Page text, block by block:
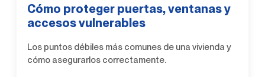
Cómo proteger puertas, ventanas y
accesos vulnerables
Los puntos débiles más comunes de una vivienda y
cómo asegurarlos correctamente.